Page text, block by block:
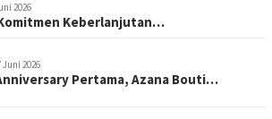
2026
Keberlanjutan…
Juni 2026
Pertama, Azana Bouti…